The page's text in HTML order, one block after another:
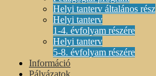
Helyi tanterv általános rész
Helyi tanterv
1-4. évfolyam részére
Helyi tanterv
5-8. évfolyam részére
Információ
Pályázatok